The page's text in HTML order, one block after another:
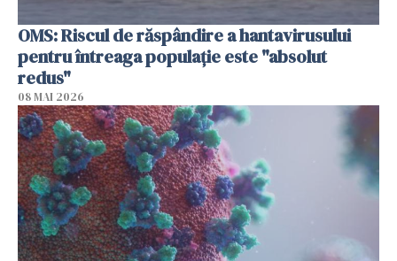
OMS: Riscul de răspândire a hantavirusului
pentru întreaga populaţie este "absolut
redus"
08 MAI 2026